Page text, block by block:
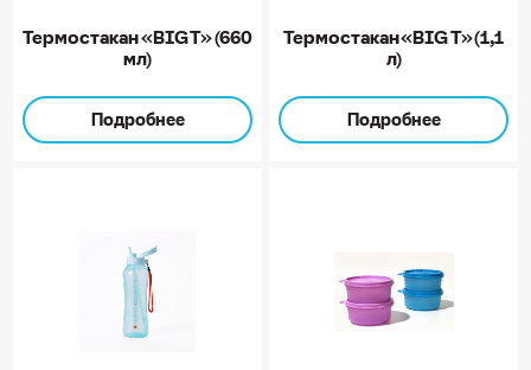
Термостакан «BIG Т» (660
мл)
Подробнее
Термостакан «BIG Т» (1,1
л)
Подробнее